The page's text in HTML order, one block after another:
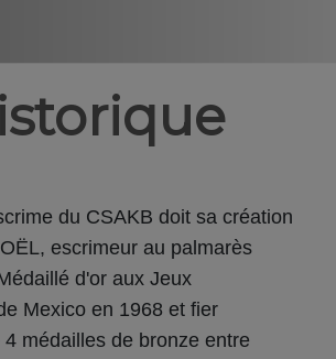
du CSAKB doit sa création
escrimeur au palmarès
d'or aux Jeux
Mexico en 1968 et fier
médailles de bronze entre